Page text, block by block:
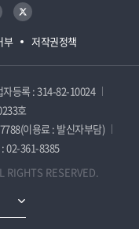
부 저작권정책
트위터
자등록 : 314-82-10024
호
이용료 : 발신자부담)
: 02-361-8385
RESERVED.